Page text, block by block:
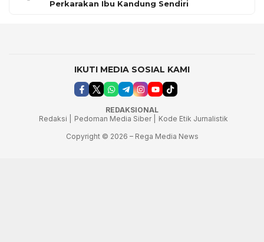
Perkarakan Ibu Kandung Sendiri
IKUTI MEDIA SOSIAL KAMI
REDAKSIONAL
Redaksi |
Pedoman Media Siber |
Kode Etik Jurnalistik
Copyright © 2026 – Rega Media News